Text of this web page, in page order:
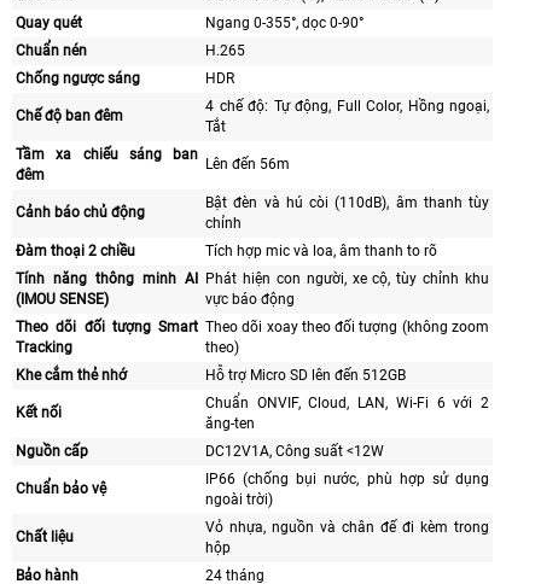
Quay quét
Ngang 0-355°, dọc 0-90°
Chuẩn nén
H.265
Chống ngược sáng
HDR
Chế độ ban đêm
4 chế độ: Tự động, Full Color, Hồng ngoại,
Tắt
Tầm xa chiếu sáng ban
đêm
Lên đến 56m
Cảnh báo chủ động
Bật đèn và hú còi (110dB), âm thanh tùy
chỉnh
Đàm thoại 2 chiều
Tích hợp mic và loa, âm thanh to rõ
Tính năng thông minh AI
(IMOU SENSE)
Phát hiện con người, xe cộ, tùy chỉnh khu
vực báo động
Theo dõi đối tượng Smart
Tracking
Theo dõi xoay theo đối tượng (không zoom
theo)
Khe cắm thẻ nhớ
Hỗ trợ Micro SD lên đến 512GB
Kết nối
Chuẩn ONVIF, Cloud, LAN, Wi-Fi 6 với 2
ăng-ten
Nguồn cấp
DC12V1A, Công suất <12W
Chuẩn bảo vệ
IP66 (chống bụi nước, phù hợp sử dụng
ngoài trời)
Chất liệu
Vỏ nhựa, nguồn và chân đế đi kèm trong
hộp
Bảo hành
24 tháng